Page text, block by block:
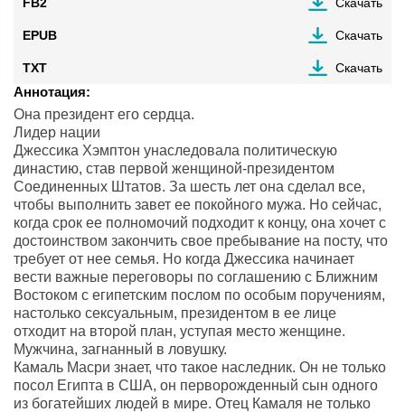
EPUB Скачать
TXT Скачать
Аннотация:
Она президент его сердца.
Лидер нации
Джессика Хэмптон унаследовала политическую
династию, став первой женщиной-президентом
Соединенных Штатов. За шесть лет она сделал все,
чтобы выполнить завет ее покойного мужа. Но сейчас,
когда срок ее полномочий подходит к концу, она хочет с
достоинством закончить свое пребывание на посту, что
требует от нее семья. Но когда Джессика начинает
вести важные переговоры по соглашению с Ближним
Востоком с египетским послом по особым поручениям,
настолько сексуальным, президентом в ее лице
отходит на второй план, уступая место женщине.
Мужчина, загнанный в ловушку.
Камаль Масри знает, что такое наследник. Он не только
посол Египта в США, он перворожденный сын одного
из богатейших людей в мире. Отец Камаля не только